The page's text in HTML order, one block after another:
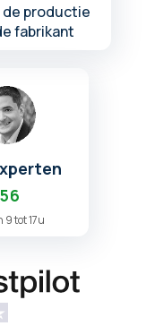
de productie
fabrikant
tot 17u